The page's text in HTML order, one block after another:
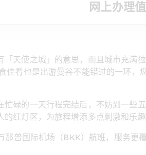
网上办理
天使之城」的意思，而且城市充满
肴也是出游曼谷不能错过的一环
碌的一天行程完结后，不妨到一些
红灯区，为旅程增添多点刺激和乐趣
普国际机场（BKK）航班，服务